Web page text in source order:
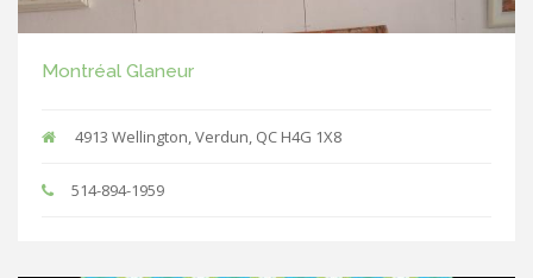
Montréal Glaneur
4913 Wellington, Verdun, QC H4G 1X8
514-894-1959